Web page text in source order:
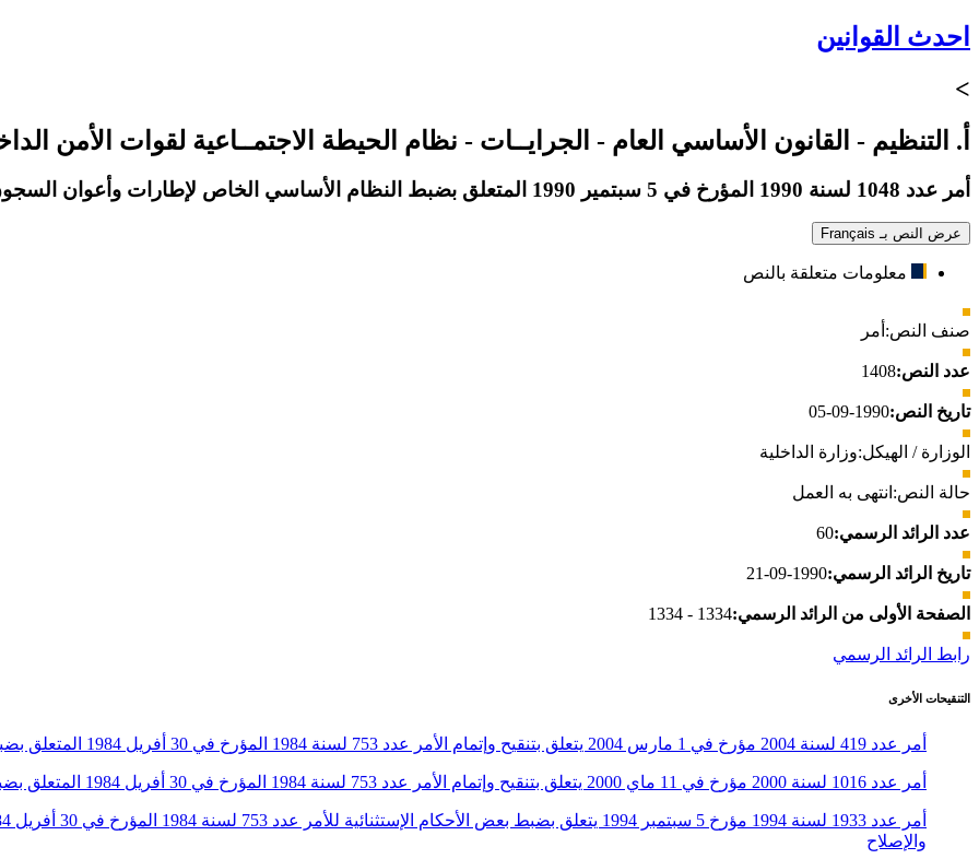
احدث القوانين
>
أ. التنظيم - القانون الأساسي العام - الجرايــات - نظام الحيطة الاجتمــاعية لقوات الأمن
أمر عدد 1048 لسنة 1990 المؤرخ في 5 سبتمير 1990 المتعلق بضبط النظام الأساسي الخاص لإطارات وأعوان السجون والإصلاح
عرض النص بـ Français
معلومات متعلقة بالنص
صنف النص: أمر
عدد النص:1408
تاريخ النص:1990-09-05
الوزارة / الهيكل:وزارة الداخلية
حالة النص: انتهى به العمل
عدد الرائد الرسمي:60
تاريخ الرائد الرسمي:1990-09-21
الصفحة الأولى من الرائد الرسمي:1334 - 1334
رابط الرائد الرسمي
التنقيحات الأخرى
أمر عدد 419 لسنة 2004 مؤرخ في 1 مارس 2004 يتعلق بتنقيح وإتمام الأمر عدد 753 لسنة 1984 المؤرخ في 30 أفريل 1984 المتعلق بضبط النظام الأساسي الخاص لإطارات وأعوان السجون والإصلاح
أمر عدد 1016 لسنة 2000 مؤرخ في 11 ماي 2000 يتعلق بتنقيح وإتمام الأمر عدد 753 لسنة 1984 المؤرخ في 30 أفريل 1984 المتعلق بضبط النظام الأساسي الخاص لإطارات وأعوان السجون والإصلاح
والإصلاح